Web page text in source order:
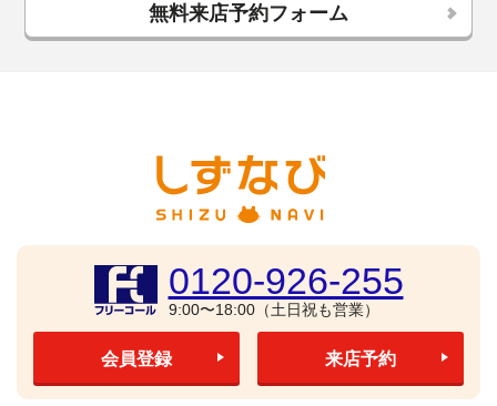
無料来店予約フォーム
0120-926-255
9:00〜18:00（土日祝も営業）
会員登録 来店予約